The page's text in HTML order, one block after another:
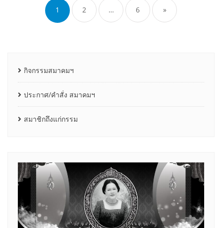
1 2 … 6 »
กิจกรรมสมาคมฯ
ประกาศ/คำสั่ง สมาคมฯ
สมาชิกถึงแก่กรรม